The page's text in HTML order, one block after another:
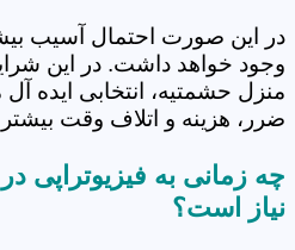
در این صورت احتمال آسیب
وجود خواهد داشت. در این
منزل حشمتیه، انتخابی ایده
ضرر، هزینه و اتلاف وقت
چه زمانی به فیزیوتراپی
نیاز است؟